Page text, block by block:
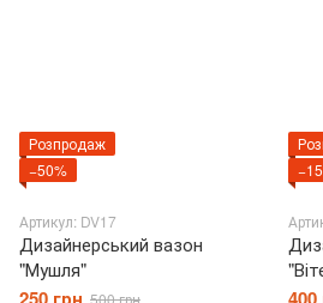
Розпродаж
−50%
Артикул: DV17
Дизайнерський вазон
"Мушля"
500 грн